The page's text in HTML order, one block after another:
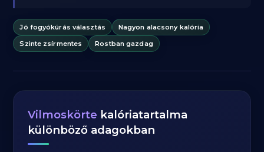
Jó fogyókúrás választás
Nagyon alacsony kalória
Szinte zsírmentes
Rostban gazdag
Vilmoskörte kalóriatartalma
különböző adagokban